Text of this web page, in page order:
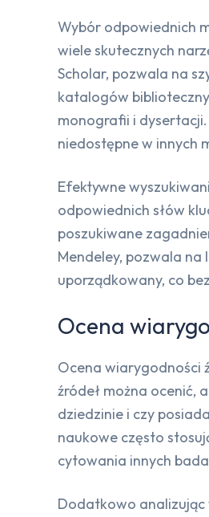
Wybór odpowiednich
wiele skutecznych
Scholar, pozwala na
katalogów
monografii i
niedostępne w innych
Efektywne
odpowiednich słów
poszukiwane
Mendeley, pozwala
uporządkowany, co
Ocena
Ocena wiarygodności
źródeł można ocenić,
dziedzinie i czy
naukowe często
cytowania innych
Dodatkowo analizując